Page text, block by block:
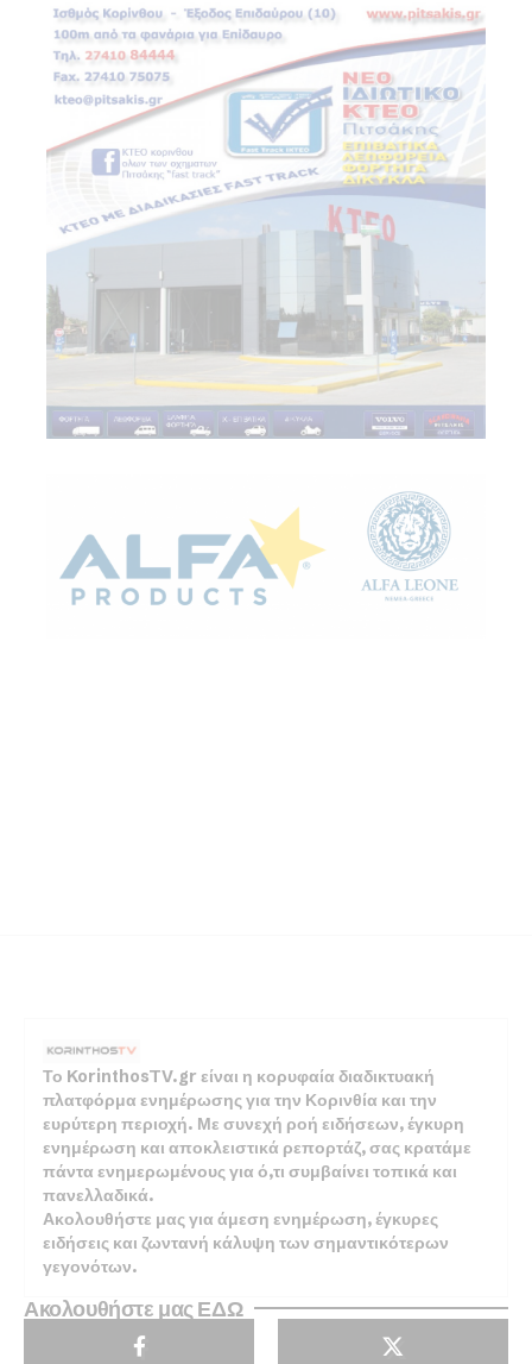
Το KorinthosTV.gr είναι η κορυφαία διαδικτυακή
πλατφόρμα ενημέρωσης για την Κορινθία και την
ευρύτερη περιοχή. Με συνεχή ροή ειδήσεων, έγκυρη
ενημέρωση και αποκλειστικά ρεπορτάζ, σας κρατάμε
πάντα ενημερωμένους για ό,τι συμβαίνει τοπικά και
πανελλαδικά.
Ακολουθήστε μας για άμεση ενημέρωση, έγκυρες
ειδήσεις και ζωντανή κάλυψη των σημαντικότερων
γεγονότων.
Ακολουθήστε μας ΕΔΩ